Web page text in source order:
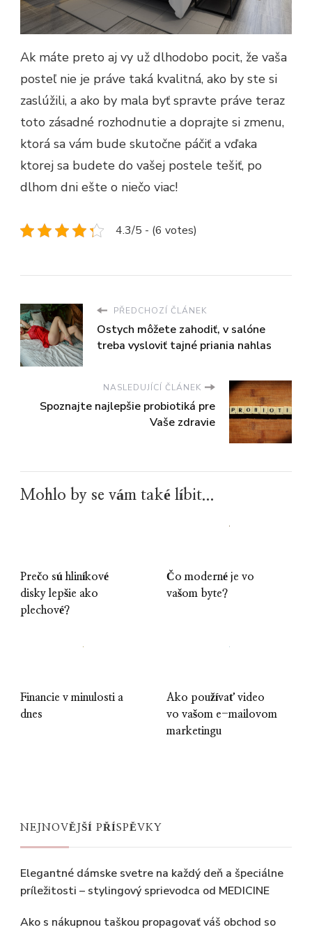
Ak máte preto aj vy už dlhodobo pocit, že vaša
posteľ nie je práve taká kvalitná, ako by ste si
zaslúžili, a ako by mala byť spravte práve teraz
toto zásadné rozhodnutie a doprajte si zmenu,
ktorá sa vám bude skutočne páčiť a vďaka
ktorej sa budete do vašej postele tešiť, po
dlhom dni ešte o niečo viac!
4.3/5 - (6 votes)
PŘEDCHOZÍ ČLÁNEK
Ostych môžete zahodiť, v salóne
treba vysloviť tajné priania nahlas
NASLEDUJÍCÍ ČLÁNEK
Spoznajte najlepšie probiotiká pre
Vaše zdravie
Mohlo by se vám také líbit...
Prečo sú hliníkové
disky lepšie ako
plechové?
Čo moderné je vo
vašom byte?
Financie v minulosti a
dnes
Ako používať video
vo vašom e-mailovom
marketingu
NEJNOVĚJŠÍ PŘÍSPĚVKY
Elegantné dámske svetre na každý deň a špeciálne
príležitosti – stylingový sprievodca od MEDICINE
Ako s nákupnou taškou propagovať váš obchod so